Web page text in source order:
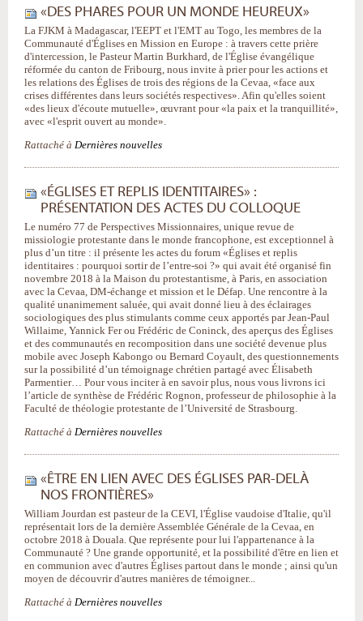
«DES PHARES POUR UN MONDE HEUREUX»
La FJKM à Madagascar, l'EEPT et l'EMT au Togo, les membres de la
Communauté d'Églises en Mission en Europe : à travers cette prière
d'intercession, le Pasteur Martin Burkhard, de l'Église évangélique
réformée du canton de Fribourg, nous invite à prier pour les actions et
les relations des Églises de trois des régions de la Cevaa, «face aux
crises différentes dans leurs sociétés respectives». Afin qu'elles soient
«des lieux d'écoute mutuelle», œuvrant pour «la paix et la tranquillité»,
avec «l'esprit ouvert au monde».
Rattaché à Dernières nouvelles
«ÉGLISES ET REPLIS IDENTITAIRES» :
PRÉSENTATION DES ACTES DU COLLOQUE
Le numéro 77 de Perspectives Missionnaires, unique revue de
missiologie protestante dans le monde francophone, est exceptionnel à
plus d’un titre : il présente les actes du forum «Églises et replis
identitaires : pourquoi sortir de l’entre-soi ?» qui avait été organisé fin
novembre 2018 à la Maison du protestantisme, à Paris, en association
avec la Cevaa, DM-échange et mission et le Défap. Une rencontre à la
qualité unanimement saluée, qui avait donné lieu à des éclairages
sociologiques des plus stimulants comme ceux apportés par Jean-Paul
Willaime, Yannick Fer ou Frédéric de Coninck, des aperçus des Églises
et des communautés en recomposition dans une société devenue plus
mobile avec Joseph Kabongo ou Bernard Coyault, des questionnements
sur la possibilité d’un témoignage chrétien partagé avec Élisabeth
Parmentier… Pour vous inciter à en savoir plus, nous vous livrons ici
l’article de synthèse de Frédéric Rognon, professeur de philosophie à la
Faculté de théologie protestante de l’Université de Strasbourg.
Rattaché à Dernières nouvelles
«ÊTRE EN LIEN AVEC DES ÉGLISES PAR-DELÀ
NOS FRONTIÈRES»
William Jourdan est pasteur de la CEVI, l'Église vaudoise d'Italie, qu'il
représentait lors de la dernière Assemblée Générale de la Cevaa, en
octobre 2018 à Douala. Que représente pour lui l'appartenance à la
Communauté ? Une grande opportunité, et la possibilité d'être en lien et
en communion avec d'autres Églises partout dans le monde ; ainsi qu'un
moyen de découvrir d'autres manières de témoigner...
Rattaché à Dernières nouvelles